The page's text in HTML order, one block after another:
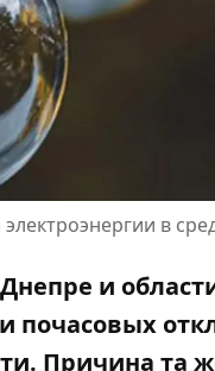
в
и
Причина та